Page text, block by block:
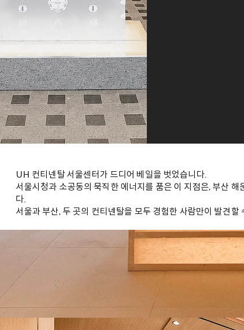
UH 컨티넨탈 서울센터가 드디어 베일을 벗었습니다.
서울시청과 소공동의 묵직한 에너지를 품은 이 지점은, 부산
다.
서울과 부산, 두 곳의 컨티넨탈을 모두 경험한 사람만이 발견할